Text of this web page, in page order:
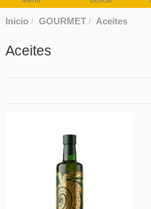
Inicio GOURMET Aceites
Aceites